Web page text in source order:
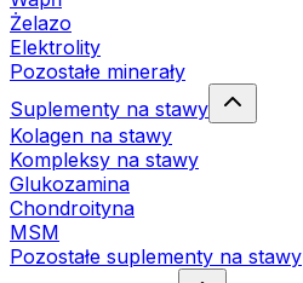
Żelazo
Elektrolity
Pozostałe minerały
Suplementy na stawy
Kolagen na stawy
Kompleksy na stawy
Glukozamina
Chondroityna
MSM
Pozostałe suplementy na stawy